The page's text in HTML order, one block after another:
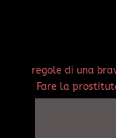
regole di una
Fare la